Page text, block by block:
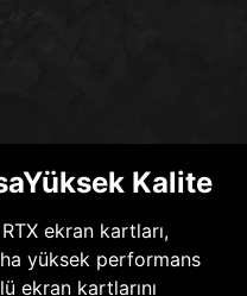
Kalite
ekran kartları,
yüksek performans
ekran kartlarını